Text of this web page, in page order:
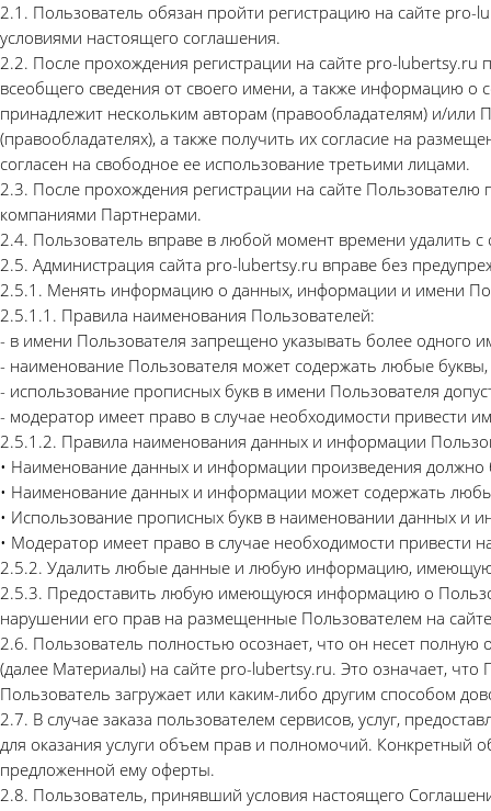
2.1. Пользователь обязан пройти регистрацию на сайте pro-
условиями настоящего соглашения.
2.2. После прохождения регистрации на сайте pro-
всеобщего сведения от своего имени, а также информацию
принадлежит нескольким авторам (правообладателям) и/или
(правообладателях), а также получить их согласие на
согласен на свободное ее использование третьими лицами.
2.3. После прохождения регистрации на сайте Пользователю
компаниями Партнерами.
2.4. Пользователь вправе в любой момент времени удалить
2.5. Администрация сайта pro-lubertsy.ru вправе без
2.5.1. Менять информацию о данных, информации и имени
2.5.1.1. Правила наименования Пользователей:
- в имени Пользователя запрещено указывать более
- наименование Пользователя может содержать любые буквы,
- использование прописных букв в имени Пользователя
- модератор имеет право в случае необходимости привести
2.5.1.2. Правила наименования данных и информации
• Наименование данных и информации произведения
• Наименование данных и информации может содержать
• Использование прописных букв в наименовании данных и
• Модератор имеет право в случае необходимости
2.5.2. Удалить любые данные и любую информацию,
2.5.3. Предоставить любую имеющуюся информацию о
нарушении его прав на размещенные Пользователем на
2.6. Пользователь полностью осознает, что он несет
(далее Материалы) на сайте pro-lubertsy.ru. Это означает,
Пользователь загружает или каким-либо другим способом
2.7. В случае заказа пользователем сервисов, услуг,
для оказания услуги объем прав и полномочий. Конкретный
предложенной ему оферты.
2.8. Пользователь, принявший условия настоящего